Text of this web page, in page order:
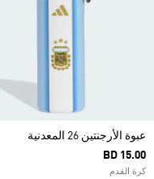
عبوة الأرجنتين 26 المعدنية
BD 15.00
كرة القدم